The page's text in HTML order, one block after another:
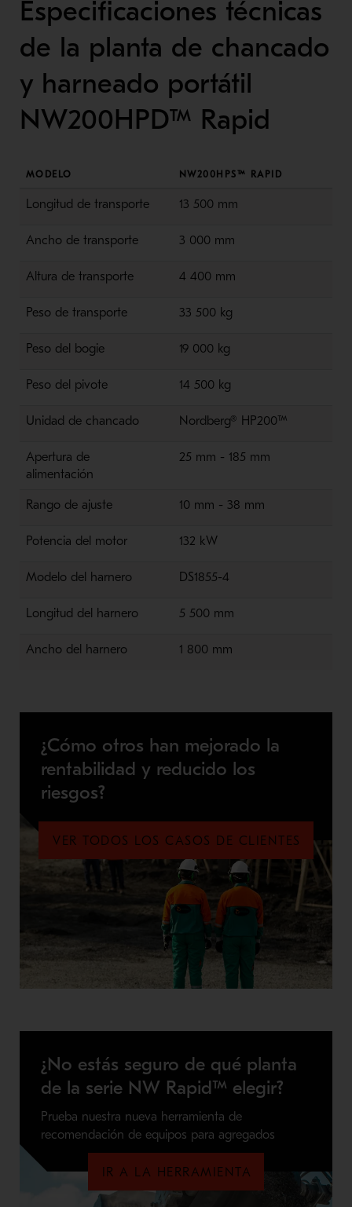
Especificaciones técnicas
de la planta de chancado
y harneado portátil
NW200HPD™ Rapid
MODELO NW200HPS™ RAPID
Longitud de transporte 13 500 mm
Ancho de transporte 3 000 mm
Altura de transporte 4 400 mm
Peso de transporte 33 500 kg
Peso del bogie 19 000 kg
Peso del pivote 14 500 kg
Unidad de chancado Nordberg® HP200™
Apertura de
alimentación
25 mm - 185 mm
Rango de ajuste 10 mm - 38 mm
Potencia del motor 132 kW
Modelo del harnero DS1855-4
Longitud del harnero 5 500 mm
Ancho del harnero 1 800 mm
¿Cómo otros han mejorado la
rentabilidad y reducido los
riesgos?
VER TODOS LOS CASOS DE CLIENTES
¿No estás seguro de qué planta
de la serie NW Rapid™ elegir?
Prueba nuestra nueva herramienta de
recomendación de equipos para agregados
IR A LA HERRAMIENTA